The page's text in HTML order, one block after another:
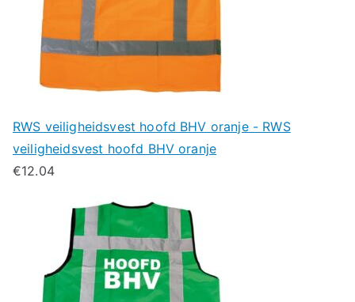
RWS veiligheidsvest hoofd BHV oranje - RWS
veiligheidsvest hoofd BHV oranje
€12.04